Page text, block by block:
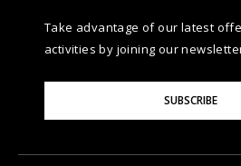
Take advantage of our latest
activities by joining our
Your
SUBSCRIBE